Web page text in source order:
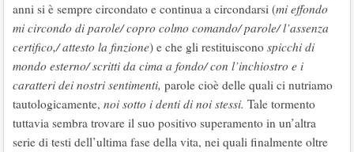
anni si è sempre circondato e continua a circondarsi (mi effondo
mi circondo di parole/ copro colmo comando/ parole/ l’assenza
certifico,/ attesto la finzione) e che gli restituiscono spicchi di
mondo esterno/ scritti da cima a fondo/ con l’inchiostro e i
caratteri dei nostri sentimenti, parole cioè delle quali ci nutriamo
tautologicamente, noi sotto i denti di noi stessi. Tale tormento
tuttavia sembra trovare il suo positivo superamento in un’altra
serie di testi dell’ultima fase della vita, nei quali finalmente oltre